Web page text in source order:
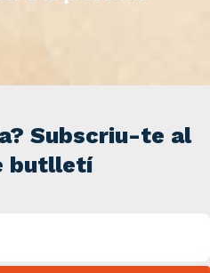
Subscriu-te al
butlletí